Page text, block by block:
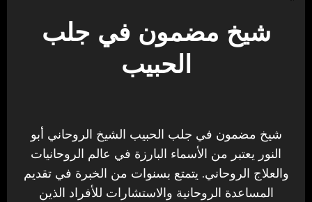
شيخ مضمون في جلب
الحبيب
شيخ مضمون في جلب الحبيب الشيخ الروحاني أبو
النور يعتبر من الأسماء البارزة في عالم الروحانيات
والعلاج الروحاني. يتمتع بسنوات من الخبرة في تقديم
المساعدة الروحانية والاستشارات للأفراد الذين